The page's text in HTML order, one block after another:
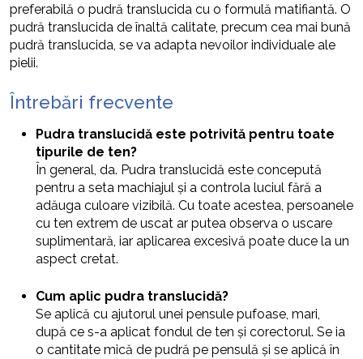
preferabilă o pudră translucida cu o formulă matifiantă. O
pudră translucida de înaltă calitate, precum cea mai bună
pudră translucida, se va adapta nevoilor individuale ale
pielii.
Întrebări frecvente
Pudra translucidă este potrivită pentru toate
tipurile de ten?
În general, da. Pudra translucidă este concepută
pentru a seta machiajul și a controla luciul fără a
adăuga culoare vizibilă. Cu toate acestea, persoanele
cu ten extrem de uscat ar putea observa o uscare
suplimentară, iar aplicarea excesivă poate duce la un
aspect cretat.
Cum aplic pudra translucidă?
Se aplică cu ajutorul unei pensule pufoase, mari,
după ce s-a aplicat fondul de ten și corectorul. Se ia
o cantitate mică de pudră pe pensulă și se aplică în